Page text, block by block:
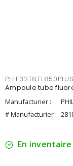
Ampoule tube
Manufacturier :
# Manufacturier :
En inventaire